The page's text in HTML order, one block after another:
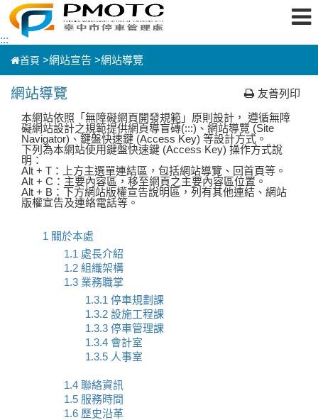
跳
:::
首頁 >網站宣告 >網站導覽
網站導覽
友善列印
本網站依照「無障礙網頁開發規範」原則設計， 遵循無障
礙網站設計之規範提供網頁導盲磚(:::)、網站導覽 (Site
Navigator)、鍵盤快速鍵 (Access Key) 等設計方式。
下列為本網站使用鍵盤快速鍵 (Access Key) 操作方式說
明：
Alt + T：上方主選單連結區，包括網站導覽、回首頁等。
Alt + C：主要內容區，移至網頁之主要內容區位置。
Alt + B：下方網站版權宣告說明區，列有其他連結、網站
版權宣告及連絡電話等。
1 關於本處
1.1 處長介紹
1.2 組織架構
1.3 業務職掌
1.3.1 停車規劃課
1.3.2 設施工程課
1.3.3 停車管理課
1.3.4 會計室
1.3.5 人事室
1.4 聯絡資訊
1.5 服務時間
1.6 歷史沿革